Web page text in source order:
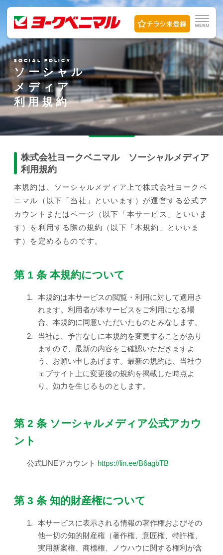
SOCIAL POLICY
ソーシャル
メディア
利用規約
株式会社ヨークベニマル ソーシャルメディア
利用規約
本規約は、ソーシャルメディア上で株式会社ヨークベ
ニマル（以下「当社」といいます）が運営する公式ア
カウントまたはページ（以下「本サービス」といいま
す）を利用する際の規約（以下「本規約」といいま
す）を定めるものです。
第 1 条 本規約について
1.
本規約は本サービスの閲覧・利用に対して適用さ
れます。利用者が本サービスをご利用になる場
合、本規約に同意いただいたものとみなします。
2.
当社は、予告なしに本規約を変更することがあり
ますので、最新の内容をご確認いただきますよ
う、お願い申しあげます。最新の規約は、当社ウ
ェブサイト上に変更後の規約を掲載した時点よ
り、効力を生じるものとします。
第 2 条 ソーシャルメディア公式アカウ
ント
公式LINEアカウント https://lin.ee/B6agbTB
第 3 条 知的財産権について
1.
本サービスに表示される情報の著作権およびその
他一切の知的財産権（著作権、意匠権、特許権、
実用新案権、商標権、ノウハウに関する権利が含